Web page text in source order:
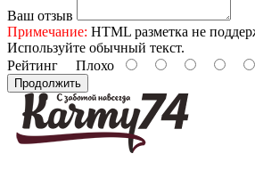
Ваш отзыв
Примечание: HTML разметка не
Используйте обычный текст.
Рейтинг Плохо
Продолжить